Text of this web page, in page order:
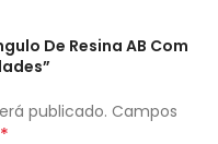
De Resina AB Com
publicado. Campos
*